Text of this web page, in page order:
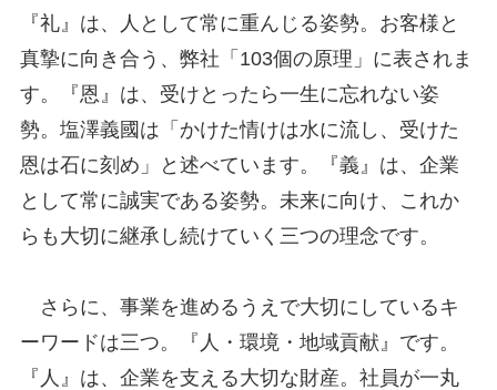
『礼』は、人として常に重んじる姿勢。お客様と
真摯に向き合う、弊社「103個の原理」に表されま
す。『恩』は、受けとったら一生に忘れない姿
勢。塩澤義國は「かけた情けは水に流し、受けた
恩は石に刻め」と述べています。『義』は、企業
として常に誠実である姿勢。未来に向け、これか
らも大切に継承し続けていく三つの理念です。
さらに、事業を進めるうえで大切にしているキ
ーワードは三つ。『人・環境・地域貢献』です。
『人』は、企業を支える大切な財産。社員が一丸